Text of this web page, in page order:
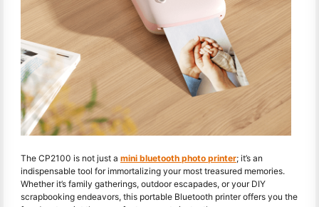
The CP2100 is not just a mini bluetooth photo printer; it’s an
indispensable tool for immortalizing your most treasured memories.
Whether it’s family gatherings, outdoor escapades, or your DIY
scrapbooking endeavors, this portable Bluetooth printer offers you the